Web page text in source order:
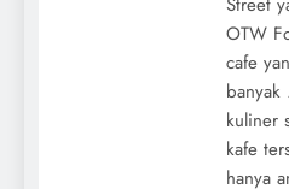
OTW
cafe
kuliner
kafe
hanya